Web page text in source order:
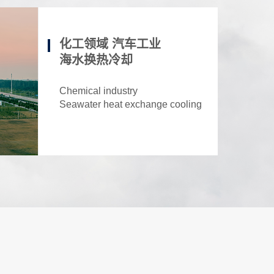
化工领域 汽车工业
海水换热冷却
Chemical industry
Seawater heat exchange cooling